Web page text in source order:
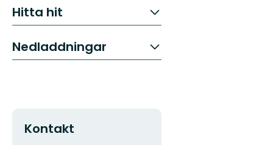
Hitta hit
Nedladdningar
Kontakt